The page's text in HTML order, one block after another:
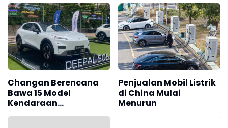
Changan Berencana
Bawa 15 Model
Kendaraan
Elektrifikasi ke
Penjualan Mobil Listrik
di China Mulai
Menurun